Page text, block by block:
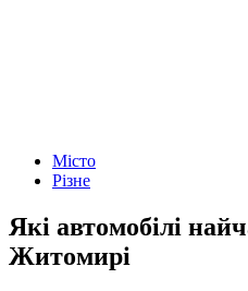
Місто
Різне
Які автомобілі
Житомирі